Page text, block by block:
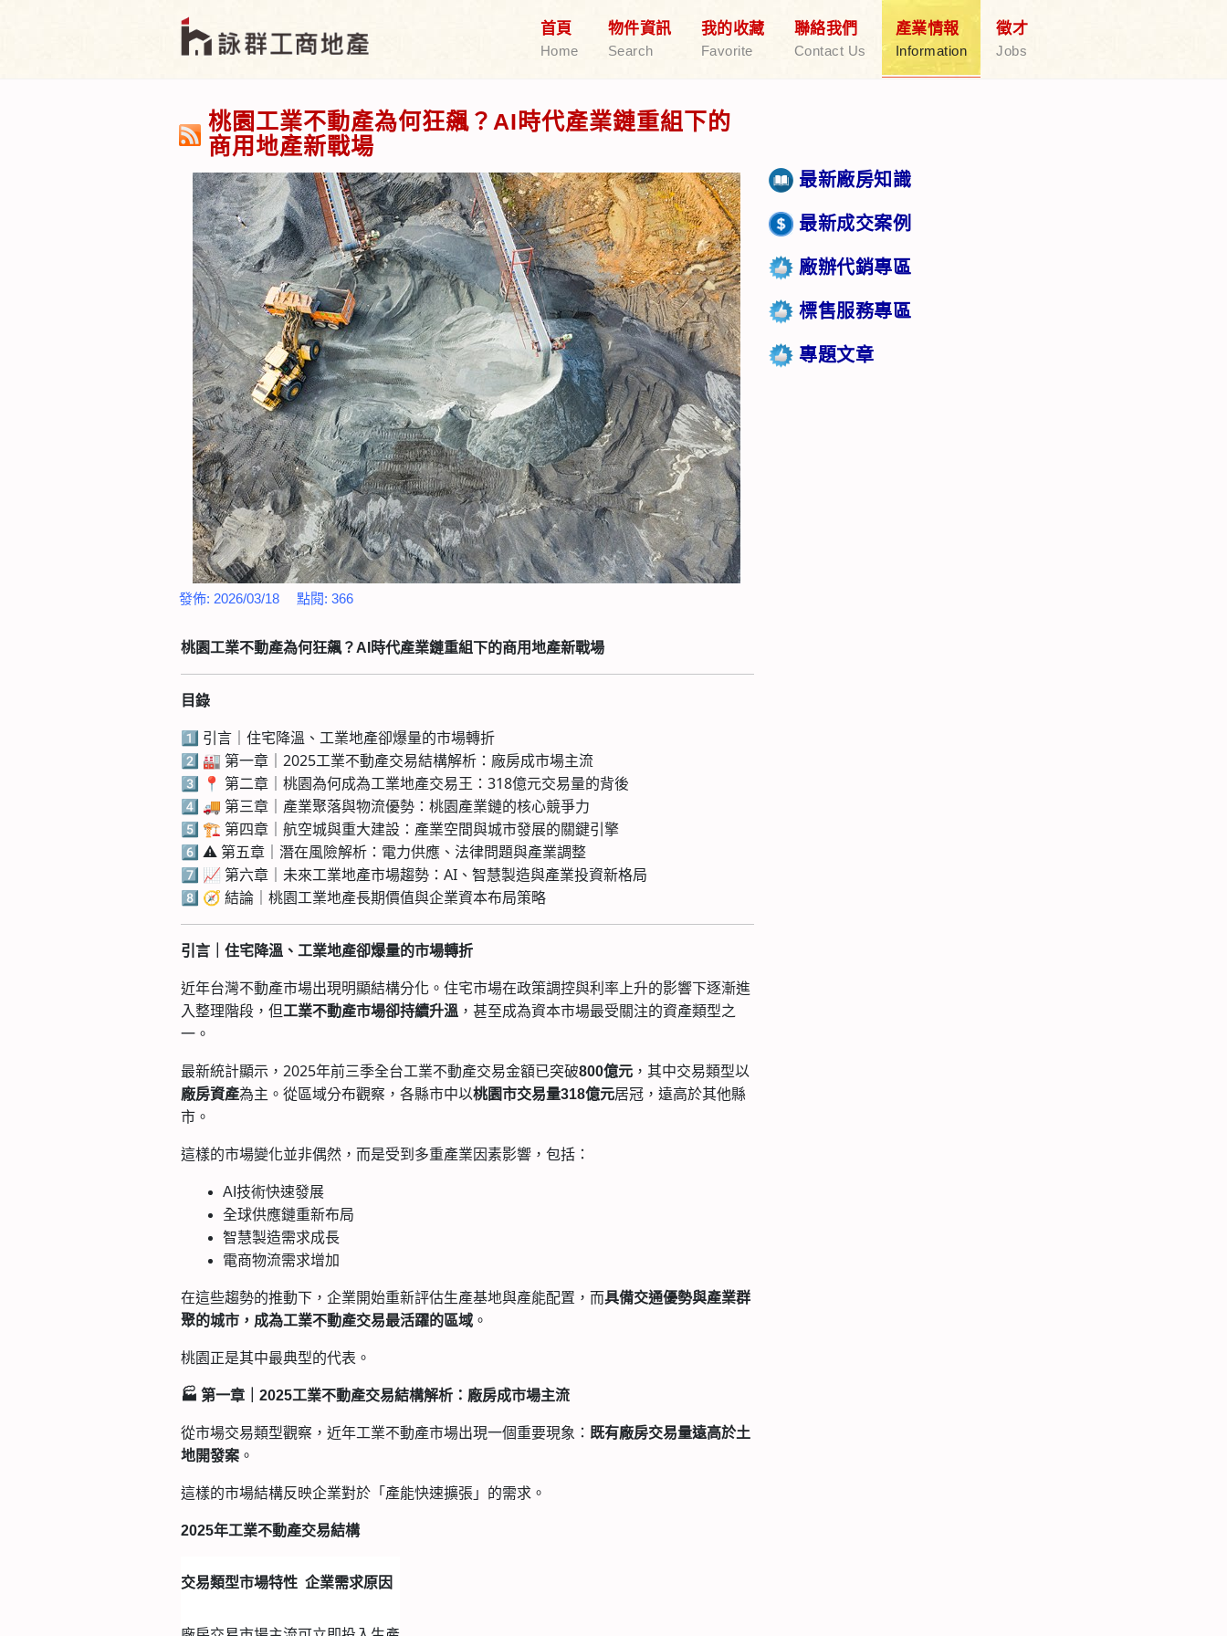
首頁
Home
物件資訊
Search
我的收藏
Favorite
聯絡我們
Contact Us
產業情報
Information
徵才
Jobs
桃園工業不動產為何狂飆？AI時代產業鏈重組下的
商用地產新戰場
發佈: 2026/03/18 點閱: 366
桃園工業不動產為何狂飆？AI時代產業鏈重組下的商用地產新戰場
目錄
1️⃣ 引言｜住宅降溫、工業地產卻爆量的市場轉折
2️⃣ 🏭 第一章｜2025工業不動產交易結構解析：廠房成市場主流
3️⃣ 📍 第二章｜桃園為何成為工業地產交易王：318億元交易量的背後
4️⃣ 🚚 第三章｜產業聚落與物流優勢：桃園產業鏈的核心競爭力
5️⃣ 🏗 第四章｜航空城與重大建設：產業空間與城市發展的關鍵引擎
6️⃣ ⚠️ 第五章｜潛在風險解析：電力供應、法律問題與產業調整
7️⃣ 📈 第六章｜未來工業地產市場趨勢：AI、智慧製造與產業投資新格局
8️⃣ 🧭 結論｜桃園工業地產長期價值與企業資本布局策略
引言｜住宅降溫、工業地產卻爆量的市場轉折
近年台灣不動產市場出現明顯結構分化。住宅市場在政策調控與利率上升的影響下逐漸進
入整理階段，但工業不動產市場卻持續升溫 ，甚至成為資本市場最受關注的資產類型之
一。
最新統計顯示，2025年前三季全台工業不動產交易金額已突破800億元 ，其中交易類型以
廠房資產為主。從區域分布觀察，各縣市中以桃園市交易量318億元居冠，遠高於其他縣
市。
這樣的市場變化並非偶然，而是受到多重產業因素影響，包括：
AI技術快速發展
全球供應鏈重新布局
智慧製造需求成長
電商物流需求增加
在這些趨勢的推動下，企業開始重新評估生產基地與產能配置，而具備交通優勢與產業群
聚的城市，成為工業不動產交易最活躍的區域 。
桃園正是其中最典型的代表。
🏭 第一章｜2025工業不動產交易結構解析：廠房成市場主流
從市場交易類型觀察，近年工業不動產市場出現一個重要現象： 既有廠房交易量遠高於土
地開發案 。
這樣的市場結構反映企業對於「產能快速擴張」的需求。
2025年工業不動產交易結構
交易類型市場特性 企業需求原因
最新廠房知識
最新成交案例
廠辦代銷專區
標售服務專區
專題文章